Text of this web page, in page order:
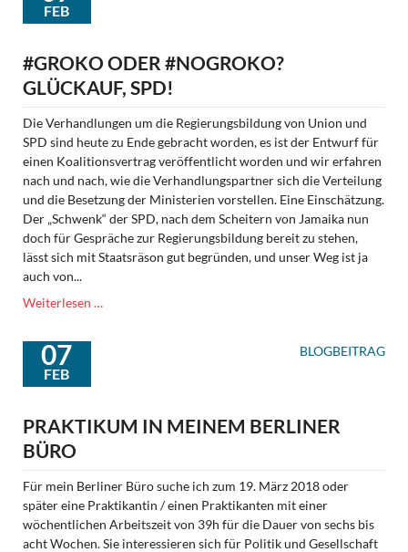
FEB
#GROKO ODER #NOGROKO?
GLÜCKAUF, SPD!
Die Verhandlungen um die Regierungsbildung von Union und
SPD sind heute zu Ende gebracht worden, es ist der Entwurf für
einen Koalitionsvertrag veröffentlicht worden und wir erfahren
nach und nach, wie die Verhandlungspartner sich die Verteilung
und die Besetzung der Ministerien vorstellen. Eine Einschätzung.
Der „Schwenk“ der SPD, nach dem Scheitern von Jamaika nun
doch für Gespräche zur Regierungsbildung bereit zu stehen,
lässt sich mit Staatsräson gut begründen, und unser Weg ist ja
auch von...
Weiterlesen …
BLOGBEITRAG
07
FEB
PRAKTIKUM IN MEINEM BERLINER
BÜRO
Für mein Berliner Büro suche ich zum 19. März 2018 oder
später eine Praktikantin / einen Praktikanten mit einer
wöchentlichen Arbeitszeit von 39h für die Dauer von sechs bis
acht Wochen. Sie interessieren sich für Politik und Gesellschaft